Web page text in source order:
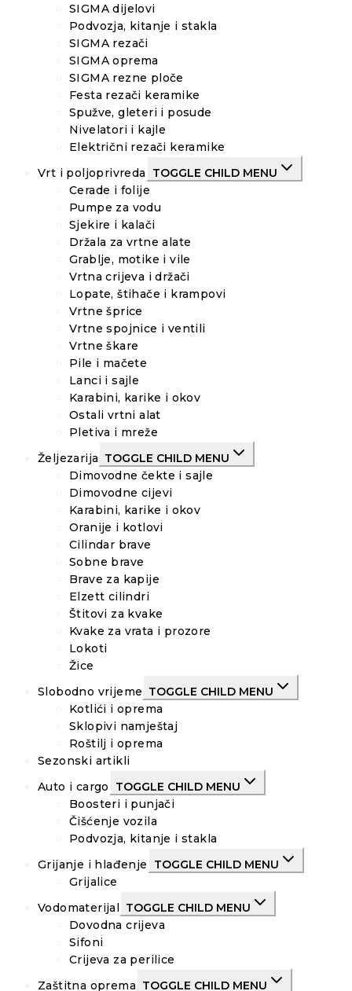
SIGMA dijelovi
Podvozja, kitanje i stakla
SIGMA rezači
SIGMA oprema
SIGMA rezne ploče
Festa rezači keramike
Spužve, gleteri i posude
Nivelatori i kajle
Električni rezači keramike
Vrt i poljoprivreda
TOGGLE CHILD MENU
Cerade i folije
Pumpe za vodu
Sjekire i kalači
Držala za vrtne alate
Grablje, motike i vile
Vrtna crijeva i držači
Lopate, štihače i krampovi
Vrtne šprice
Vrtne spojnice i ventili
Vrtne škare
Pile i mačete
Lanci i sajle
Karabini, karike i okov
Ostali vrtni alat
Pletiva i mreže
Željezarija TOGGLE CHILD MENU
Dimovodne čekte i sajle
Dimovodne cijevi
Karabini, karike i okov
Oranije i kotlovi
Cilindar brave
Sobne brave
Brave za kapije
Elzett cilindri
Štitovi za kvake
Kvake za vrata i prozore
Lokoti
Žice
Slobodno vrijeme TOGGLE CHILD MENU
Kotlići i oprema
Sklopivi namještaj
Roštilj i oprema
Sezonski artikli
Auto i cargo
TOGGLE CHILD MENU
Boosteri i punjači
Čišćenje vozila
Podvozja, kitanje i stakla
Grijanje i hlađenje
TOGGLE CHILD MENU
Grijalice
Vodomaterijal
TOGGLE CHILD MENU
Dovodna crijeva
Sifoni
Crijeva za perilice
Zaštitna oprema TOGGLE CHILD MENU